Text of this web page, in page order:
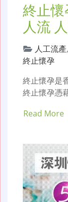
終止
人流
人工流產,
終止懷孕
終止懷孕是
終止懷孕憑
Read More